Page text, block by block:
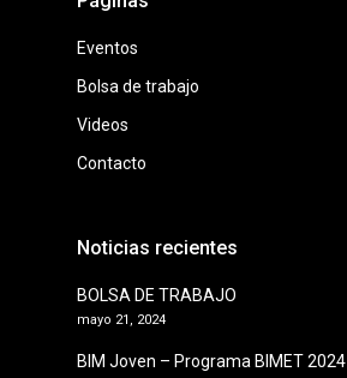
Eventos
Bolsa de trabajo
Videos
Contacto
Noticias recientes
BOLSA DE TRABAJO
mayo 21, 2024
BIM Joven – Programa BIMET 2024